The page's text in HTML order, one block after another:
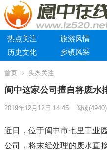
热点关注 旅游风情
历史文化
乡镇风采
首页 头条关注
阆中这家公司擅自将废水
2019年12月12日 14:45 阅读(4940)
近日，位于阆中市七里工业
公司，将末经处理的废水直